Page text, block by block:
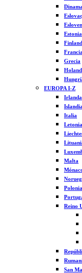
Estonia
Francia
Grecia
EUROPA I-Z
Irlanda
Islandia
Italia
Letonia
Malta
Polonia
Reino
San